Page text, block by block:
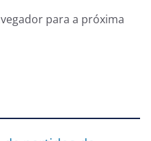
para a próxima